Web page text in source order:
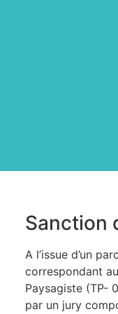
Sanction
A l’issue d’un
correspondant
Paysagiste (TP-
par un jury